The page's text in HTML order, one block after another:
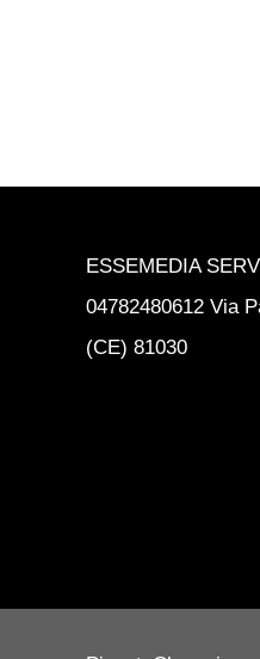
ESSEMEDIA
04782480612 Via
(CE) 81030